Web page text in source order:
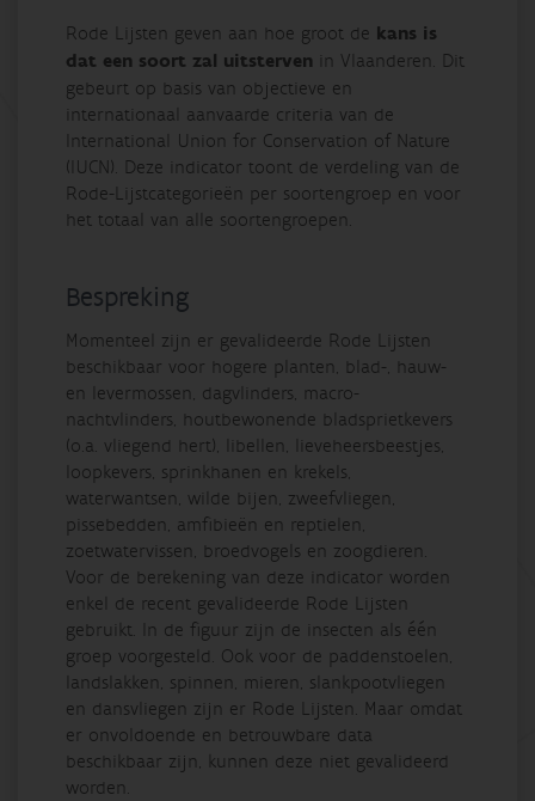
Rode Lijsten geven aan hoe groot de kans is
dat een soort zal uitsterven in Vlaanderen. Dit
gebeurt op basis van objectieve en
internationaal aanvaarde criteria van de
International Union for Conservation of Nature
(IUCN). Deze indicator toont de verdeling van de
Rode-Lijstcategorieën per soortengroep en voor
het totaal van alle soortengroepen.
Bespreking
Momenteel zijn er gevalideerde Rode Lijsten
beschikbaar voor hogere planten, blad-, hauw-
en levermossen, dagvlinders, macro-
nachtvlinders, houtbewonende bladsprietkevers
(o.a. vliegend hert), libellen, lieveheersbeestjes,
loopkevers, sprinkhanen en krekels,
waterwantsen, wilde bijen, zweefvliegen,
pissebedden, amfibieën en reptielen,
zoetwatervissen, broedvogels en zoogdieren.
Voor de berekening van deze indicator worden
enkel de recent gevalideerde Rode Lijsten
gebruikt. In de figuur zijn de insecten als één
groep voorgesteld. Ook voor de paddenstoelen,
landslakken, spinnen, mieren, slankpootvliegen
en dansvliegen zijn er Rode Lijsten. Maar omdat
er onvoldoende en betrouwbare data
beschikbaar zijn, kunnen deze niet gevalideerd
worden.